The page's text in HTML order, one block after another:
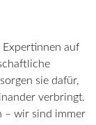
auf
sie dafür,
verbringt.
– wir sind immer